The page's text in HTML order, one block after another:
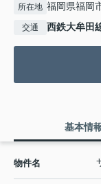
所在地 福岡県福岡
交通 西鉄大牟田
基本情
物件名